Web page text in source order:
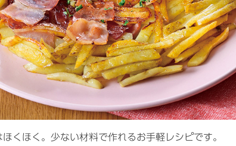
くほく。少ない材料で作れるお手軽レシピです。